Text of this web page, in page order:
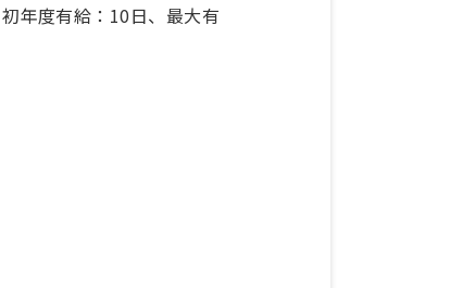
年度有給：10日、最大有